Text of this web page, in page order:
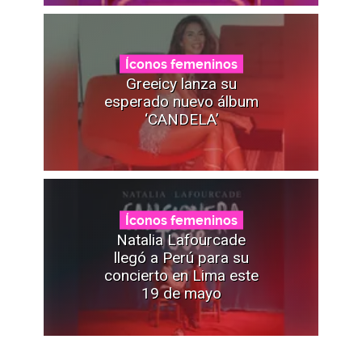
Íconos femeninos
Greeicy lanza su
esperado nuevo álbum
‘CANDELA’
Íconos femeninos
Natalia Lafourcade
llegó a Perú para su
concierto en Lima este
19 de mayo